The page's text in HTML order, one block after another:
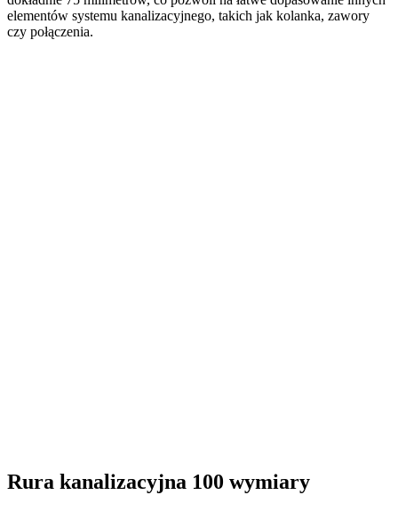
elementów systemu kanalizacyjnego, takich jak kolanka, zawory
czy połączenia.
Rura kanalizacyjna 100 wymiary